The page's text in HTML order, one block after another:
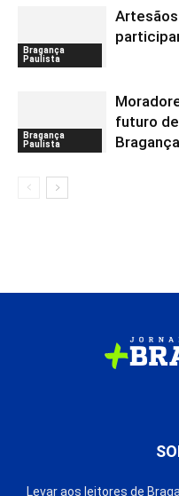
Bragança
Paulista
Bragança
Paulista
futuro
Levar aos leitores de